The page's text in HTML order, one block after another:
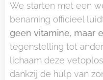
We starten met een
benaming officieel
geen vitamine, maar
tegenstelling tot
lichaam deze
dankzij de hulp van